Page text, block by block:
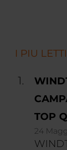
I PIU LETTI
TOP
24